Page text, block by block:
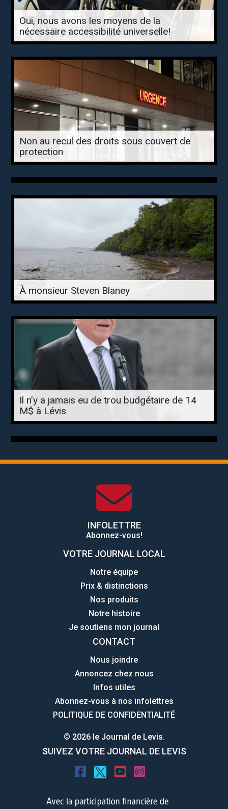
Oui, nous avons les moyens de la
nécessaire accessibilité universelle!
Non au recul des droits sous couvert de
protection
À monsieur Steven Blaney
Il n’y a jamais eu de trou budgétaire de 14
M$ à Lévis
INFOLETTRE
Abonnez-vous!
VOTRE JOURNAL LOCAL
Notre équipe
Prix & distinctions
Nos produits
Notre histoire
Je soutiens mon journal
CONTACT
Nous joindre
Annoncez chez nous
Infos utiles
Abonnez-vous à nos infolettres
POLITIQUE DE CONFIDENTIALITÉ
© 2026 le Journal de Levis.
SUIVEZ VOTRE JOURNAL DE LEVIS